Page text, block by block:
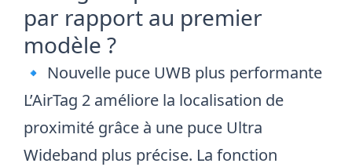
par rapport au premier
modèle ?
🔹 Nouvelle puce UWB plus performante
L’AirTag 2 améliore la localisation de
proximité grâce à une puce Ultra
Wideband plus précise. La fonction